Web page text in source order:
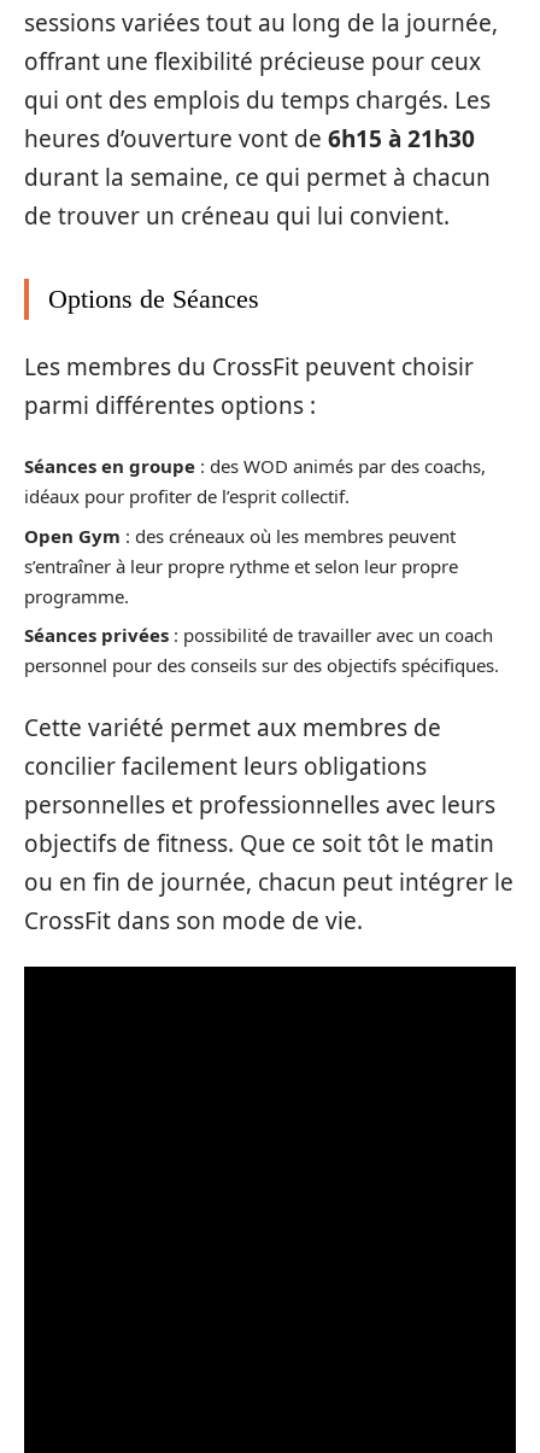
sessions variées tout au long de la journée,
offrant une flexibilité précieuse pour ceux
qui ont des emplois du temps chargés. Les
heures d’ouverture vont de 6h15 à 21h30
durant la semaine, ce qui permet à chacun
de trouver un créneau qui lui convient.
Options de Séances
Les membres du CrossFit peuvent choisir
parmi différentes options :
Séances en groupe : des WOD animés par des coachs,
idéaux pour profiter de l’esprit collectif.
Open Gym : des créneaux où les membres peuvent
s’entraîner à leur propre rythme et selon leur propre
programme.
Séances privées : possibilité de travailler avec un coach
personnel pour des conseils sur des objectifs spécifiques.
Cette variété permet aux membres de
concilier facilement leurs obligations
personnelles et professionnelles avec leurs
objectifs de fitness. Que ce soit tôt le matin
ou en fin de journée, chacun peut intégrer le
CrossFit dans son mode de vie.